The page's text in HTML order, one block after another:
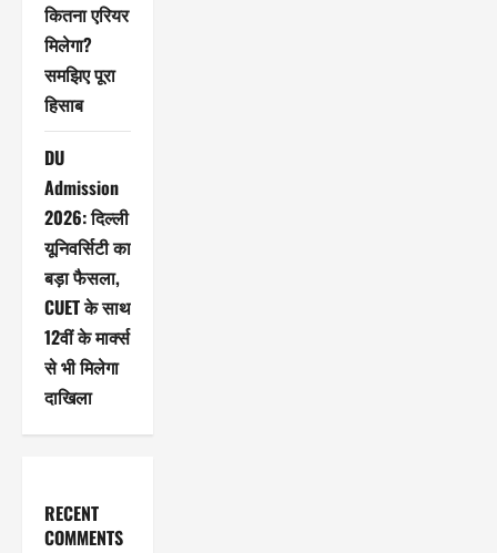
कितना एरियर
मिलेगा?
समझिए पूरा
हिसाब
DU
Admission
2026: दिल्ली
यूनिवर्सिटी का
बड़ा फैसला,
CUET के साथ
12वीं के मार्क्स
से भी मिलेगा
दाखिला
RECENT
COMMENTS